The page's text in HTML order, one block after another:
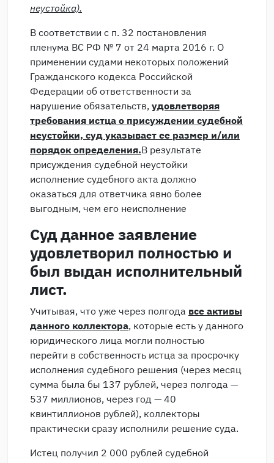
неустойка).
В соответствии с п. 32 постановления
пленума ВС РФ № 7 от 24 марта 2016 г. О
применении судами некоторых положений
Гражданского кодекса Российской
Федерации об ответственности за
нарушение обязательств, удовлетворяя
требования истца о присуждении судебной
неустойки, суд указывает ее размер и/или
порядок определения.В результате
присуждения судебной неустойки
исполнение судебного акта должно
оказаться для ответчика явно более
выгодным, чем его неисполнение
Суд данное заявление
удовлетворил полностью и
был выдан исполнительный
лист.
Учитывая, что уже через полгода все активы
данного коллектора, которые есть у данного
юридического лица могли полностью
перейти в собственность истца за просрочку
исполнения судебного решения (через месяц
сумма была бы 137 рублей, через полгода —
537 миллионов, через год — 40
квинтиллионов рублей), коллекторы
практически сразу исполнили решение суда.
Истец получил 2 000 рублей судебной